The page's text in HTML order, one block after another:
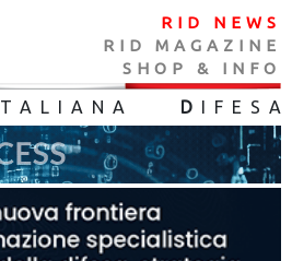
RID NEWS
RID MAGAZINE
SHOP & INFO
TALIANA D IFES A